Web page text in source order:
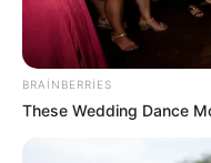
Digər
BRAINBERRIES
These Wedding Dance